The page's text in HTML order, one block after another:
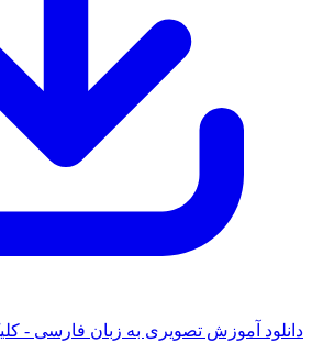
آموزش تصویری به زبان فارسی - کلیک کنید